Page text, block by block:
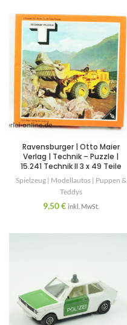
Ravensburger | Otto Maier
Verlag | Technik – Puzzle |
15.241 Technik II 3 x 49 Teile
Spielzeug | Modellautos | Puppen &
Teddys
9,50€ inkl. MwSt.